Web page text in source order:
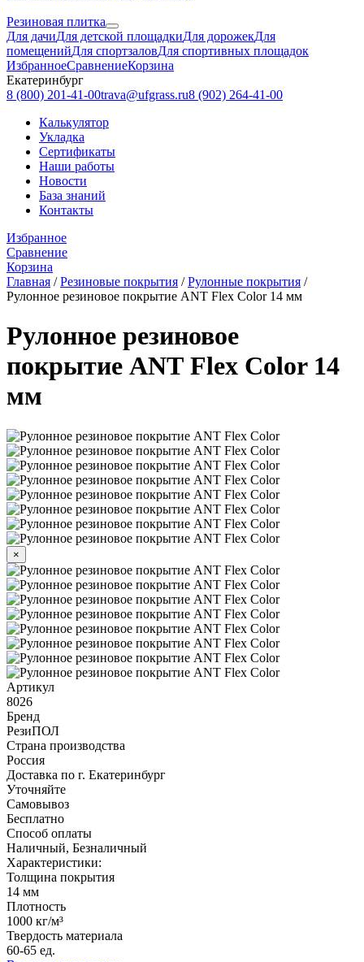
Резиновая плитка
Для дачиДля детской площадкиДля дорожекДля
помещенийДля спортзаловДля спортивных площадок
ИзбранноеСравнениеКорзина
Екатеринбург
8 (800) 201-41-00trava@ufgrass.ru8 (902) 264-41-00
Калькулятор
Укладка
Сертификаты
Наши работы
Новости
База знаний
Контакты
Избранное
Сравнение
Корзина
Главная /Резиновые покрытия /Рулонные покрытия /
Рулонное резиновое покрытие АNТ Flex Color 14 мм
Рулонное резиновое
покрытие АNТ Flex Color 14
мм
×
Артикул
8026
Бренд
РезиПОЛ
Страна производства
Россия
Доставка по г. Екатеринбург
Уточняйте
Самовывоз
Бесплатно
Способ оплаты
Наличный, Безналичный
Характеристики:
Толщина покрытия
14 мм
Плотность
1000 кг/м³
Твердость материала
60-65 ед.